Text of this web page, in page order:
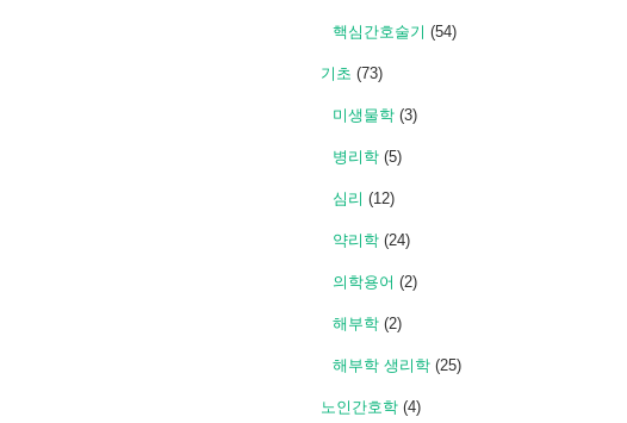
핵심간호술기 (54)
기초 (73)
미생물학 (3)
병리학 (5)
심리 (12)
약리학 (24)
의학용어 (2)
해부학 (2)
해부학 생리학 (25)
노인간호학 (4)